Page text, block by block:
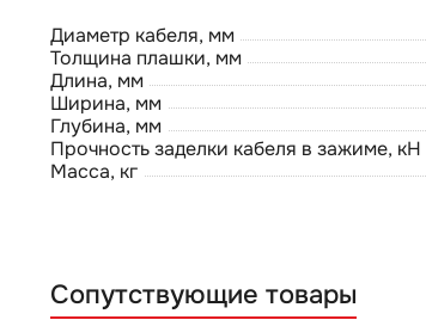
Диаметр кабеля, мм
Толщина плашки, мм
Длина, мм
Ширина, мм
Глубина, мм
Прочность заделки кабеля в зажиме, кН
Масса, кг
Сопутствующие товары